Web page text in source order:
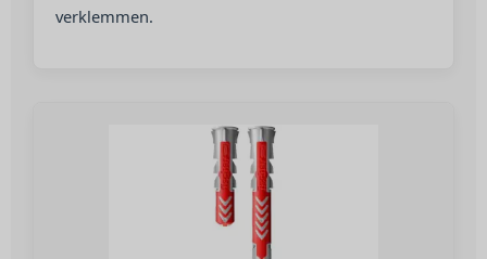
verklemmen.